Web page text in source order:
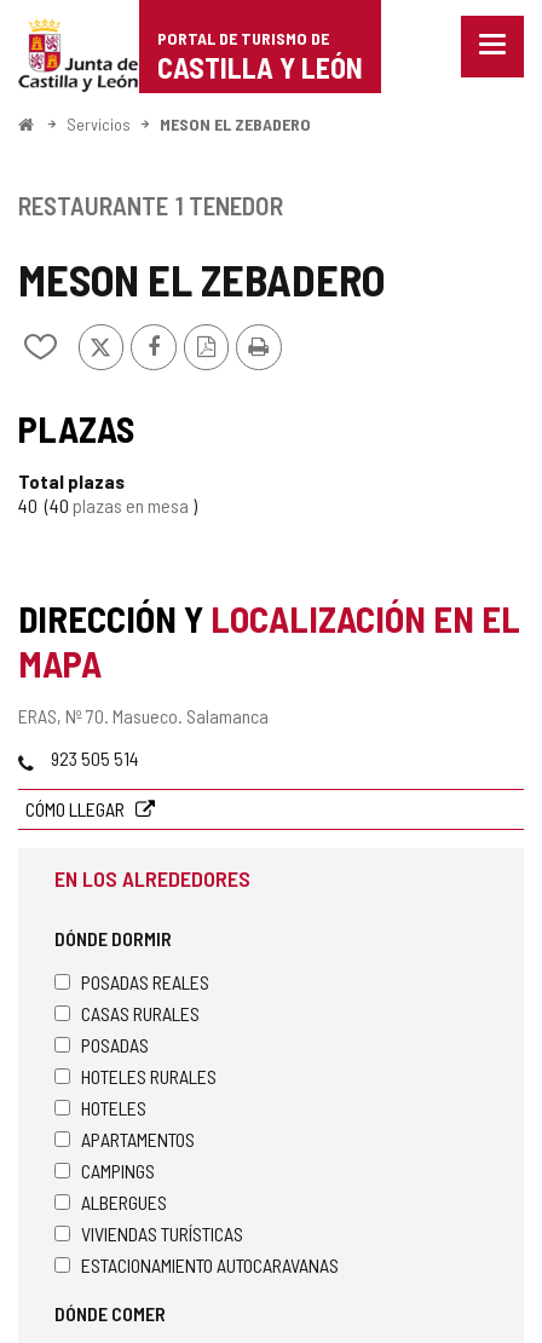
Portal
de
Turismo
Castilla
León
PORTAL DE TURISMO DE
CASTILLA Y LEÓN
Menu
InicioServicios MESON EL ZEBADERO
MESON EL ZEBADERO
Añadir/quitar
cuadernos
X FacebookVersión
PDF
Imprimir
RESTAURANTE 1 TENEDOR
PLAZAS
Total plazas
40 40 plazas en mesa
DIRECCIÓN Y LOCALIZACIÓN EN EL
MAPA
Dirección
ERAS, Nº 70. Masueco. Salamanca
Teléfonos
923 505 514
CÓMO LLEGAR
EN LOS ALREDEDORES
DÓNDE DORMIR
POSADAS REALES
CASAS RURALES
POSADAS
HOTELES RURALES
HOTELES
APARTAMENTOS
CAMPINGS
ALBERGUES
VIVIENDAS TURÍSTICAS
ESTACIONAMIENTO AUTOCARAVANAS
DÓNDE COMER